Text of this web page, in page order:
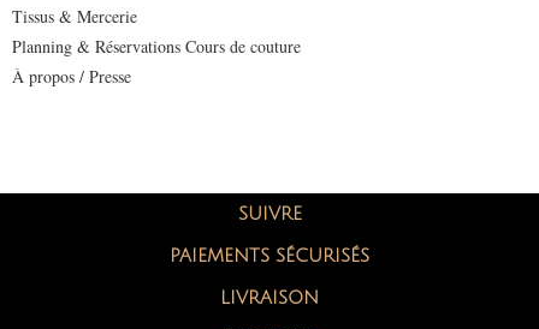
Tissus & Mercerie
Planning & Réservations Cours de couture
À propos / Presse
SUIVRE
PAIEMENTS SÉCURISÉS
LIVRAISON